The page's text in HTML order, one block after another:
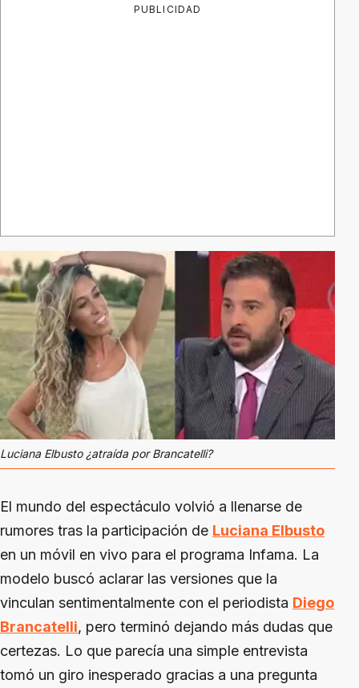
PUBLICIDAD
Luciana Elbusto ¿atraída por Brancatelli?
El mundo del espectáculo volvió a llenarse de
rumores tras la participación de Luciana Elbusto
en un móvil en vivo para el programa Infama. La
modelo buscó aclarar las versiones que la
vinculan sentimentalmente con el periodista Diego
Brancatelli, pero terminó dejando más dudas que
certezas. Lo que parecía una simple entrevista
tomó un giro inesperado gracias a una pregunta